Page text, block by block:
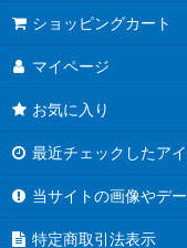
ショッピングカート
マイページ
お気に入り
最近チェックしたア
当サイトの画像やデ
特定商取引法表示